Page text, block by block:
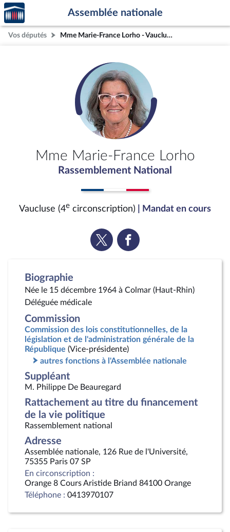
Aller au contenu
Aller en bas de la page
Accèder
à la
page
d'accueil
Assemblée nationale
Vos députés Mme Marie-France Lorho - Vaucluse (4e circonscription)
Mme Marie-France Lorho
Rassemblement National
Vaucluse (4e circonscription) | Mandat en cours
Voir
la
Voir
la
Biographie
Née le 15 décembre 1964 à Colmar (Haut-Rhin)
Déléguée médicale
Commission
Commission des lois constitutionnelles, de la
législation et de l'administration générale de la
République (Vice-présidente)
autres fonctions à l'Assemblée nationale
Suppléant
M. Philippe De Beauregard
Rattachement au titre du financement
de la vie politique
Rassemblement national
Adresse
Assemblée nationale, 126 Rue de l'Université,
75355 Paris 07 SP
En circonscription :
Orange 8 Cours Aristide Briand 84100 Orange
Téléphone : 0413970107